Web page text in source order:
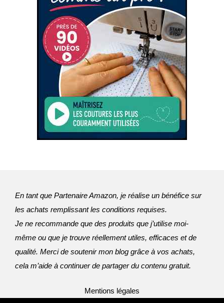
En tant que Partenaire Amazon, je réalise un bénéfice sur
les achats remplissant les conditions requises.
Je ne recommande que des produits que j’utilise moi-
même ou que je trouve réellement utiles, efficaces et de
qualité. Merci de soutenir mon blog grâce à vos achats,
cela m’aide à continuer de partager du contenu gratuit.
Mentions légales